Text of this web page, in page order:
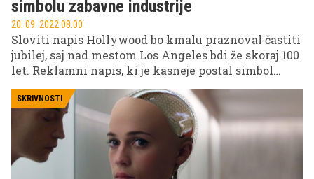
naslednjo sezono na Ibizi, kar je želja vsakega
didžeja," ponosno pove.
simbolu zabavne industrije
20. 09. 2022 08.00
Sloviti napis Hollywood bo kmalu praznoval častiti
jubilej, saj nad mestom Los Angeles bdi že skoraj 100
let. Reklamni napis, ki je kasneje postal simbol
postavili daljnega leta 1923. Danes je priljubljena
turistična atrakcija.
SKRIVNOSTI